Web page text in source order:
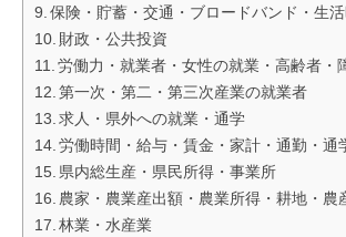
保険・貯蓄・交通・ブロードバンド・生
財政・公共投資
労働力・就業者・女性の就業・高齢者・
第一次・第二・第三次産業の就業者
求人・県外への就業・通学
労働時間・給与・賃金・家計・通勤・通
県内総生産・県民所得・事業所
農家・農業産出額・農業所得・耕地・農
林業・水産業